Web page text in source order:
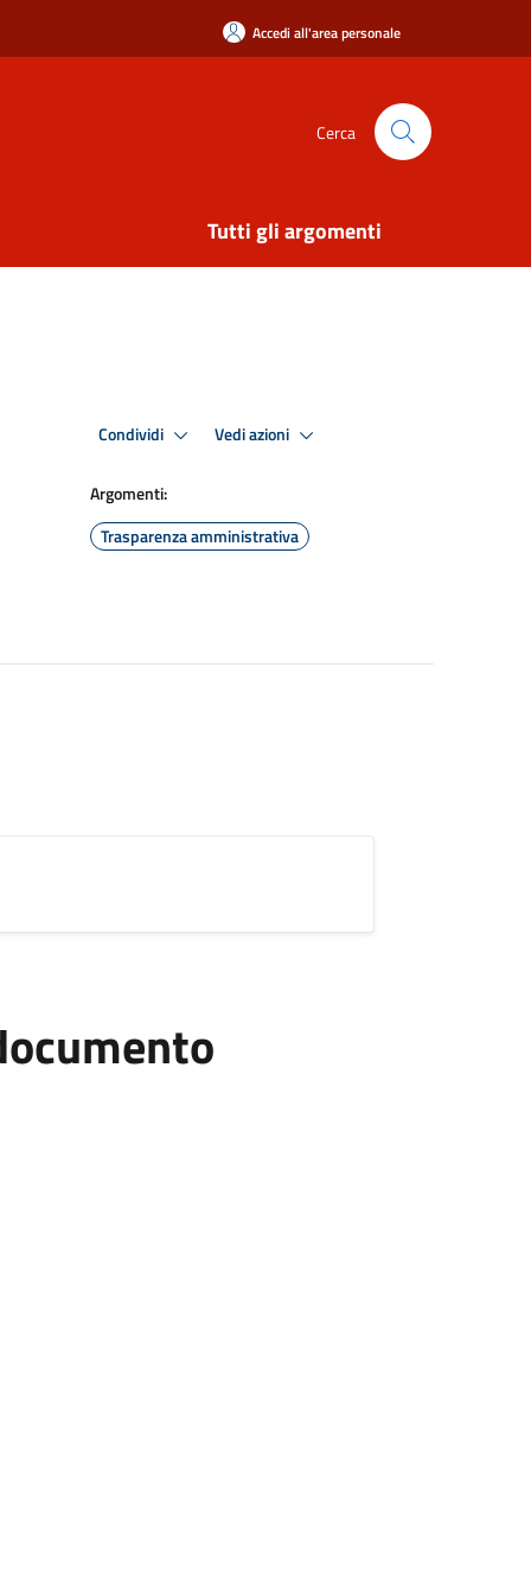
Accedi all'area personale
Cerca
Tutti gli argomenti
Condividi Vedi azioni
Argomenti:
Trasparenza amministrativa